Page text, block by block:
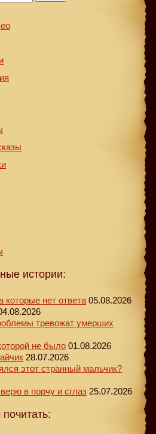
истории:
которые нет ответа 05.08.2026
тревожат умерших
не было 01.08.2026
28.07.2026
этот странный мальчик?
в порчу и сглаз 25.07.2026